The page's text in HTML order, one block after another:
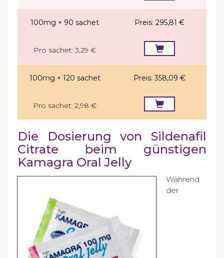
100mg × 90 sachet Preis: 295,81 €
Pro sachet: 3,29 €
100mg × 120 sachet Preis: 358,09 €
Pro sachet: 2,98 €
Die Dosierung von Sildenafil
Citrate beim günstigen
Kamagra Oral Jelly
Während
der